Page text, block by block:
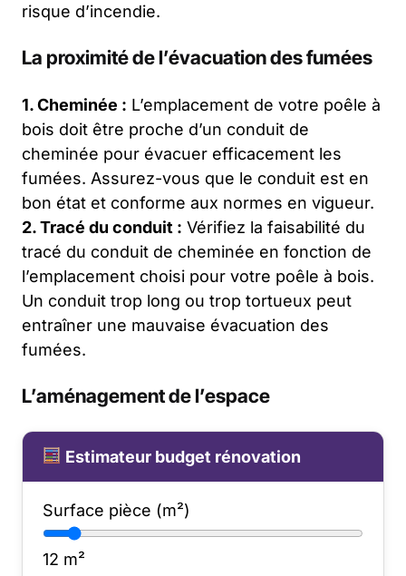
risque d’incendie.
La proximité de l’évacuation des fumées
1. Cheminée : L’emplacement de votre poêle à
bois doit être proche d’un conduit de
cheminée pour évacuer efficacement les
fumées. Assurez-vous que le conduit est en
bon état et conforme aux normes en vigueur.
2. Tracé du conduit : Vérifiez la faisabilité du
tracé du conduit de cheminée en fonction de
l’emplacement choisi pour votre poêle à bois.
Un conduit trop long ou trop tortueux peut
entraîner une mauvaise évacuation des
fumées.
L’aménagement de l’espace
Estimateur budget rénovation
Surface pièce (m²)
12 m²